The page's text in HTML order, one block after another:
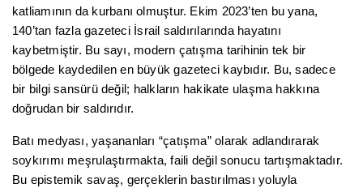
katliamının da kurbanı olmuştur. Ekim 2023’ten bu yana,
140’tan fazla gazeteci İsrail saldırılarında hayatını
kaybetmiştir. Bu sayı, modern çatışma tarihinin tek bir
bölgede kaydedilen en büyük gazeteci kaybıdır. Bu, sadece
bir bilgi sansürü değil; halkların hakikate ulaşma hakkına
doğrudan bir saldırıdır.
Batı medyası, yaşananları “çatışma” olarak adlandırarak
soykırımı meşrulaştırmakta, faili değil sonucu tartışmaktadır.
Bu epistemik savaş, gerçeklerin bastırılması yoluyla